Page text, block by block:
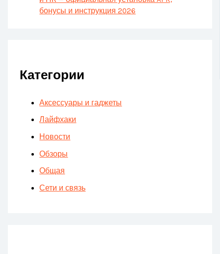
бонусы и инструкция 2026
Категории
Аксессуары и гаджеты
Лайфхаки
Новости
Обзоры
Общая
Сети и связь